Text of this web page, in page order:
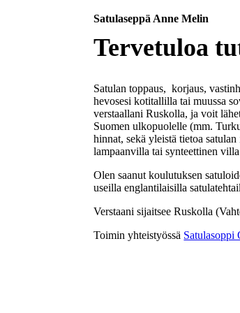
Satulaseppä Anne Melin
Tervetuloa
Satulan toppaus, korjaus,
hevosesi kotitallilla tai muussa
verstaallani Ruskolla, ja voit
Suomen ulkopuolelle (mm.
hinnat, sekä yleistä tietoa
lampaanvilla tai synteettinen
Olen saanut koulutuksen
useilla englantilaisilla
Verstaani sijaitsee Ruskolla
Toimin yhteistyössä Satulasoppi